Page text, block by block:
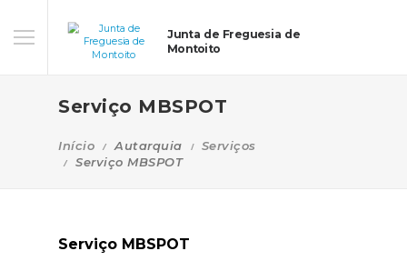
Junta de Freguesia de
Montoito
Serviço MBSPOT
Início Autarquia
Serviços
Serviço MBSPOT
Serviço MBSPOT